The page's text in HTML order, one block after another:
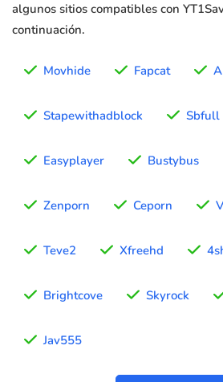
algunos sitios compatibles con
continuación.
Movhide Fapcat
Stapewithadblock Sbfull
Easyplayer Bustybus
Zenporn Ceporn
Teve2 Xfreehd
Brightcove Skyrock
Jav555